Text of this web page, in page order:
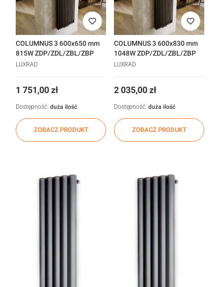
COLUMNUS 3 600x650 mm
815W ZDP/ZDL/ZBL/ZBP
LUXRAD
Cena
1 751,00 zł
ZOBACZ PRODUKT
Dostępność: duża ilość
COLUMNUS 3 600x830 mm
1048W ZDP/ZDL/ZBL/ZBP
LUXRAD
Cena
2 035,00 zł
ZOBACZ PRODUKT
Dostępność: duża ilość